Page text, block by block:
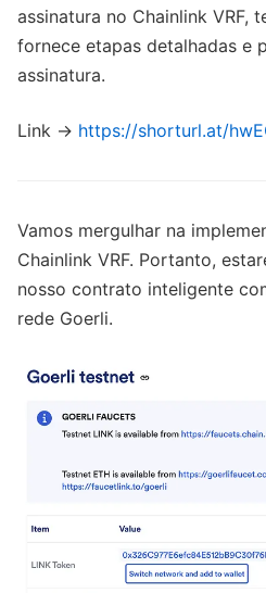
assinatura no Chainlink VRF,
fornece etapas detalhadas e
assinatura.
Link -> https://shorturl.at/
Vamos mergulhar na
Chainlink VRF. Portanto,
nosso contrato inteligente
rede Goerli.